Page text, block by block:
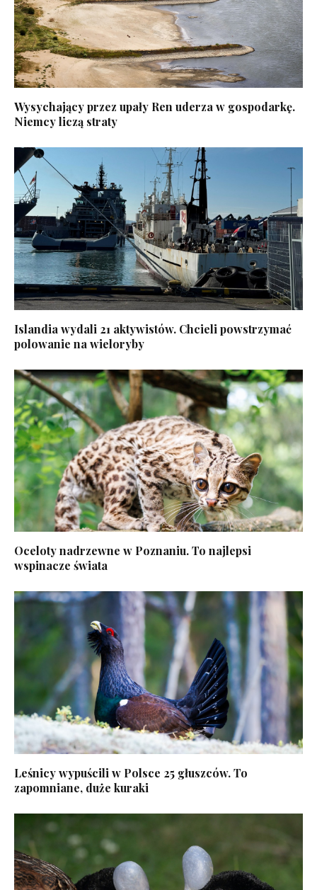
Wysychający przez upały Ren uderza w gospodarkę.
Niemcy liczą straty
Islandia wydali 21 aktywistów. Chcieli powstrzymać
polowanie na wieloryby
Oceloty nadrzewne w Poznaniu. To najlepsi
wspinacze świata
Leśnicy wypuścili w Polsce 25 głuszców. To
zapomniane, duże kuraki